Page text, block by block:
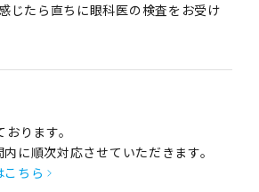
じたら直ちに眼科医の検査をお受け
ります。
に順次対応させていただきます。
ちら